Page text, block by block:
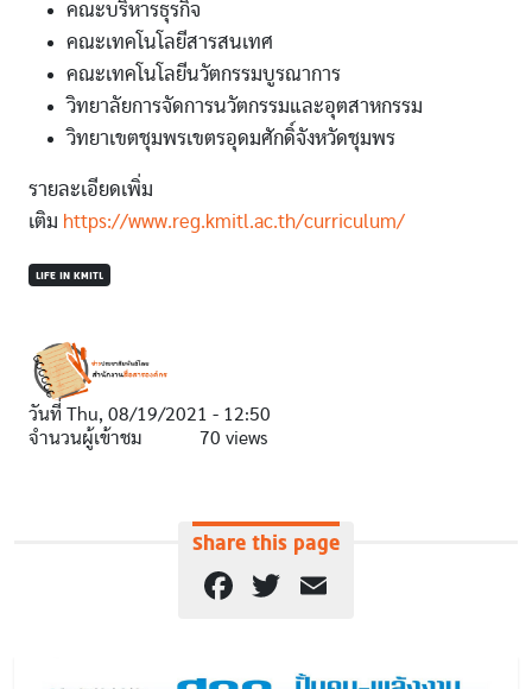
คณะบริหารธุรกิจ
คณะเทคโนโลยีสารสนเทศ
คณะเทคโนโลยีนวัตกรรมบูรณาการ
วิทยาลัยการจัดการนวัตกรรมและอุตสาหกรรม
วิทยาเขตชุมพรเขตรอุดมศักดิ์จังหวัดชุมพร
รายละเอียดเพิ่ม
เติม https://www.reg.kmitl.ac.th/curriculum/
LIFE IN KMITL
วันที่ Thu, 08/19/2021 - 12:50
จำนวนผู้เข้าชม
70 views
Share this page
Facebook
Twitter